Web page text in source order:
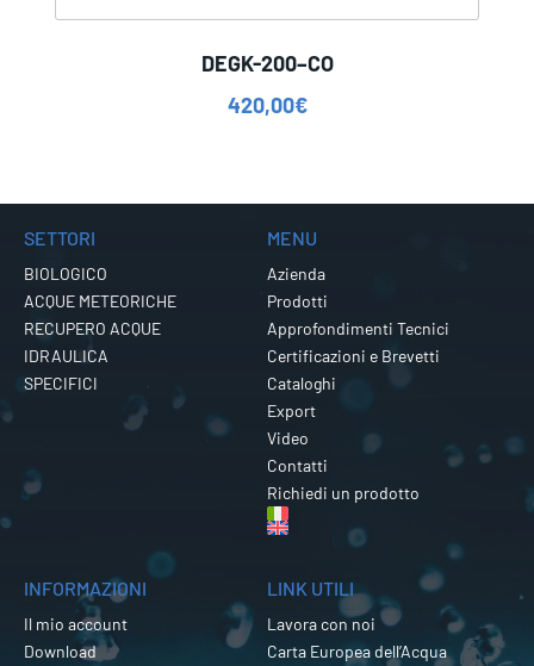
DEGK-200–CO
420,00€
SETTORI
BIOLOGICO
ACQUE METEORICHE
RECUPERO ACQUE
IDRAULICA
SPECIFICI
MENU
Azienda
Prodotti
Approfondimenti Tecnici
Certificazioni e Brevetti
Cataloghi
Export
Video
Contatti
Richiedi un prodotto
INFORMAZIONI
Il mio account
Download
LINK UTILI
Lavora con noi
Carta Europea dell’Acqua